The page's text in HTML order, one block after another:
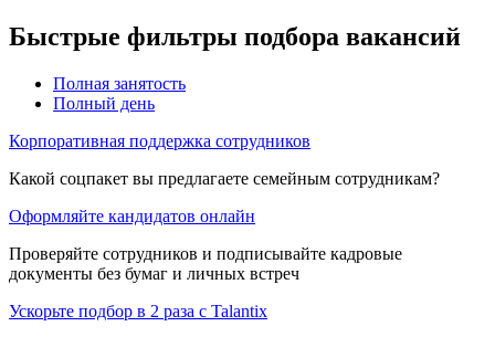
Быстрые фильтры подбора вакансий
Полная занятость
Полный день
Корпоративная поддержка сотрудников
Какой соцпакет вы предлагаете семейным сотрудникам?
Оформляйте кандидатов онлайн
Проверяйте сотрудников и подписывайте кадровые
документы без бумаг и личных встреч
Ускорьте подбор в 2 раза с Talantix